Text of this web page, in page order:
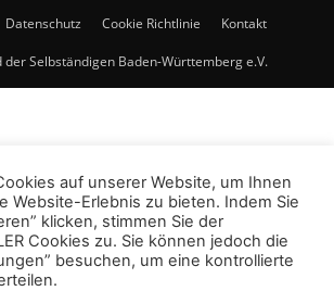
Datenschutz Cookie Richtlinie Kontakt
Selbständigen Baden-Württemberg e.V.
auf unserer Website, um Ihnen
Website-Erlebnis zu bieten. Indem Sie
klicken, stimmen Sie der
Cookies zu. Sie können jedoch die
besuchen, um eine kontrollierte